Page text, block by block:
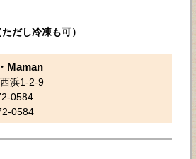
だし冷凍も可）
Maman
浜1-2-9
0584
0584